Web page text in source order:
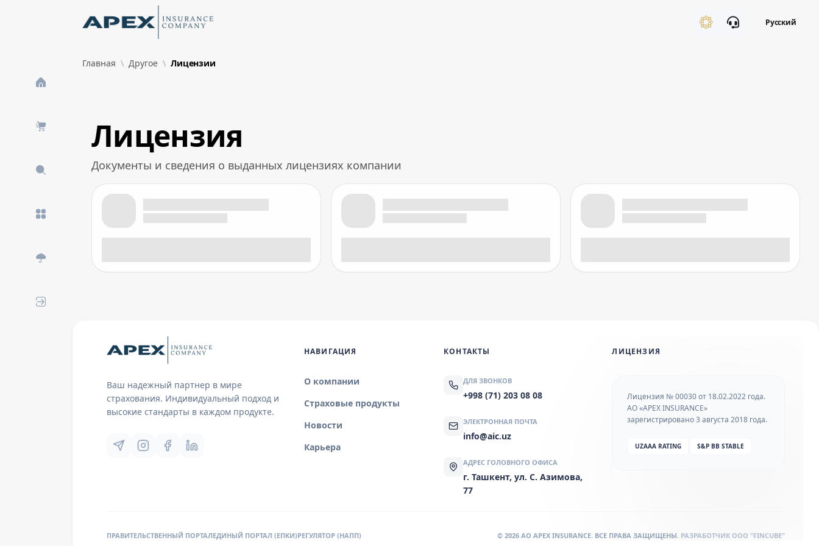
Русский
Главная Другое Лицензии
Лицензия
Документы и сведения о выданных лицензиях компании
Лицензия
Ваш надежный партнер в мире
страхования. Индивидуальный подход и
высокие стандарты в каждом продукте.
НАВИГАЦИЯ
О компании
Страховые продукты
Новости
Карьера
КОНТАКТЫ
ДЛЯ ЗВОНКОВ
+998 (71) 203 08 08
ЭЛЕКТРОННАЯ ПОЧТА
info@aic.uz
АДРЕС ГОЛОВНОГО ОФИСА
г. Ташкент, ул. С. Азимова,
77
ЛИЦЕНЗИЯ
Лицензия № 00030 от 18.02.2022 года.
АО «APEX INSURANCE»
зарегистрировано 3 августа 2018 года.
UZAAA RATING S&P BB STABLE
ПРАВИТЕЛЬСТВЕННЫЙ ПОРТАЛЕДИНЫЙ ПОРТАЛ (ЕПКИ)РЕГУЛЯТОР (НАПП) © 2026 AO APEX INSURANCE. ВСЕ ПРАВА ЗАЩИЩЕНЫ. РАЗРАБОТЧИК OOO "FINCUBE"